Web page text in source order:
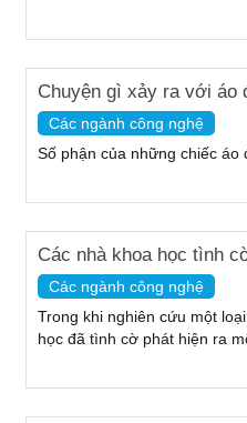
Chuyện gì xảy ra với áo
Các ngành công nghệ
Số phận của những chiếc áo
Các nhà khoa học tình
Các ngành công nghệ
Trong khi nghiên cứu một
học đã tình cờ phát hiện ra